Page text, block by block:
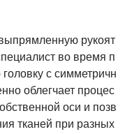
рукоят
во время п
с симметричн
облегчает процес
оси и позв
тканей при разных